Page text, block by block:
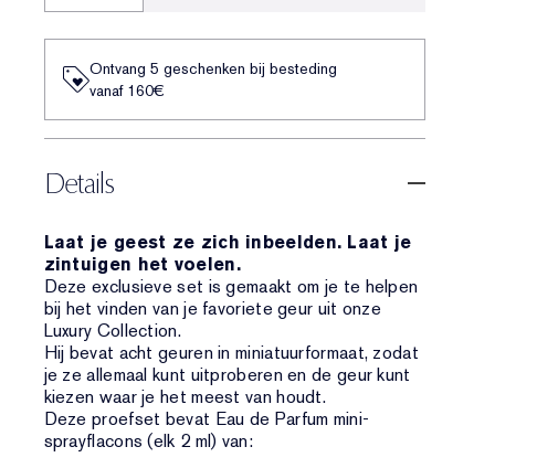
Ontvang 5 geschenken bij besteding
vanaf 160€
Details
Laat je geest ze zich inbeelden. Laat je
zintuigen het voelen.
Deze exclusieve set is gemaakt om je te helpen
bij het vinden van je favoriete geur uit onze
Luxury Collection.
Hij bevat acht geuren in miniatuurformaat, zodat
je ze allemaal kunt uitproberen en de geur kunt
kiezen waar je het meest van houdt.
Deze proefset bevat Eau de Parfum mini-
sprayflacons (elk 2 ml) van: